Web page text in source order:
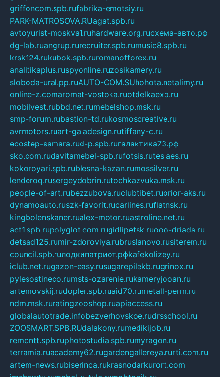
griffoncom.spb.rufabrika-emotsiy.ru
PARK-MATROSOVA.RUagat.spb.ru
avtoyurist-moskva1.ruhardware.org.ruсхема-авто.рф
dg-lab.ruangrup.rurecruiter.spb.rumusic8.spb.ru
krsk124.rukubok.spb.ruromanofforex.ru
analitikaplus.ruspyonline.ruzosikamery.ru
sloboda-ural.pp.ruAUTO-COM.SUhohota.netalimy.ru
online-z.comaromat-vostoka.ruotdelkaexp.ru
mobilvest.rubbd.net.rumebelshop.msk.ru
smp-forum.rubastion-td.rukosmoscreative.ru
avrmotors.ruart-galadesign.rutiffany-c.ru
ecostep-samara.rud-p.spb.ruгалактика73.рф
sko.com.rudavitamebel-spb.rufotsis.rutesiaes.ru
kokoroyari.spb.rublesna-kazan.rumossilver.ru
lenderoq.rusergeydobrin.rutochkazvuka.msk.ru
people-of-art.rubezzubova.ruclubtibet.ruorior-aks.ru
dynamoauto.ruszk-favorit.rucarlines.ruflatnsk.ru
kingbolenskaner.rualex-motor.ruastroline.net.ru
act1.spb.rupolyglot.com.rugidlipetsk.ruooo-driada.ru
detsad125.rumir-zdoroviya.rubruslanovo.rusiterem.ru
council.spb.ruлодкипатриот.рфkafekolizey.ru
iclub.net.rugazon-easy.rusugarepilekb.rugrinox.ru
pylesostineco.rumsts-ozarenie.rukameryjooan.ru
artemovskij.rudopler.spb.ruaid70.rumetall-perm.ru
ndm.msk.ruratingzooshop.ruapiaccess.ru
globalautotrade.infobezverhovskoe.rudrsschool.ru
ZOOSMART.SPB.RUdalakony.rumedikijob.ru
remontt.spb.ruphotostudia.spb.rumyragon.ru
terramia.ruacademy62.rugardengallereya.rurti.com.ru
artem-news.rubiserinca.rukrasnodarkurort.com